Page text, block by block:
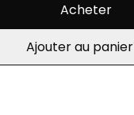
Acheter
Ajouter au panier